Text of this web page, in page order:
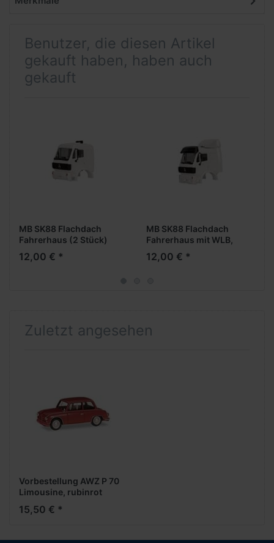
Benutzer, die diesen Artikel
gekauft haben, haben auch
gekauft
MB SK88 Flachdach
Fahrerhaus (2 Stück)
12,00 € *
MB SK88 Flachdach
Fahrerhaus mit WLB,
Dachspoiler +
Sonnenblende
12,00 € *
Zuletzt angesehen
Vorbestellung AWZ P 70
Limousine, rubinrot
07/08.2025)
15,50 € *